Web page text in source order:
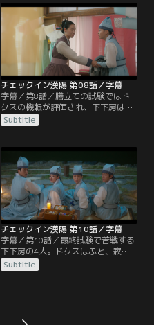
巡らせる。一方、ドクスと一緒に沐
浴することにこだわるウノを見て、
ウノがドクスを好きなのだと誤解す
るジュナ。そんな中、洗濯の試験当
でミョンホたちの策略にハマった下
下房の4人は…。
チェックイン漢陽 第08話／字幕
字幕／第8話／膳立ての試験ではド
クスの機転が評価され、下下房はつ
いに全員合格！休日、スラと共に調
理場を手伝っていたドクスは、ミョ
かされてしまう。そこでドクスを発
見して慌てた女性従業員ヨニは、客
に気づかれぬようドクスに女装をさ
せる。
Subtitle
チェックイン漢陽 第10話／字幕
字幕／第10話／最終試験で苦戦する
下下房の4人。ドクスはふと、寂し
げなドギョンの後ろ姿を思い出す。
彼女に見習いの服を着せて部屋を抜
が追手に見つかり連れ戻されたドギ
Subtitle